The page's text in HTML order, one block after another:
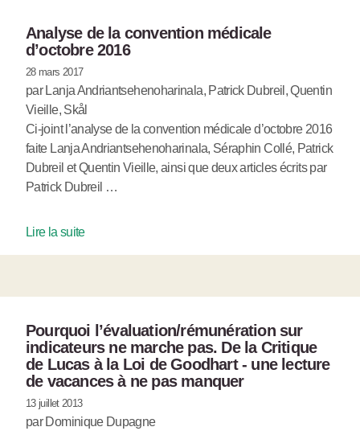
Analyse de la convention médicale
d’octobre 2016
28 mars 2017
par Lanja Andriantsehenoharinala, Patrick Dubreil, Quentin
Vieille, Skål
Ci-joint l’analyse de la convention médicale d’octobre 2016
faite Lanja Andriantsehenoharinala, Séraphin Collé, Patrick
Dubreil et Quentin Vieille, ainsi que deux articles écrits par
Patrick Dubreil …
Lire la suite
Pourquoi l’évaluation/rémunération sur
indicateurs ne marche pas. De la Critique
de Lucas à la Loi de Goodhart - une lecture
de vacances à ne pas manquer
13 juillet 2013
par Dominique Dupagne